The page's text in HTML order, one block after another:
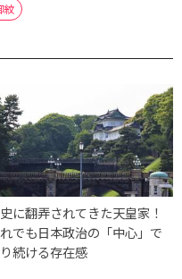
紋
に翻弄されてきた天皇家！
でも日本政治の「中心」で
続ける存在感